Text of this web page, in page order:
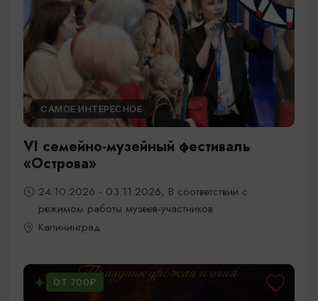
САМОЕ ИНТЕРЕСНОЕ
VI семейно-музейный фестиваль
«Острова»
24.10.2026 - 03.11.2026, В соответствии с
режимом работы музеев-участников
Калининград
ОТ 700₽